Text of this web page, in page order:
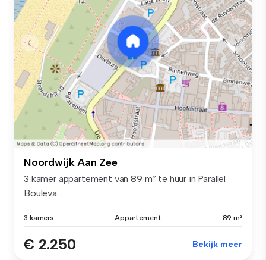
Noordwijk Aan Zee
3 kamer appartement van 89 m² te huur in Parallel
Bouleva...
3 kamers Appartement 89 m²
€ 2.250 Bekijk meer